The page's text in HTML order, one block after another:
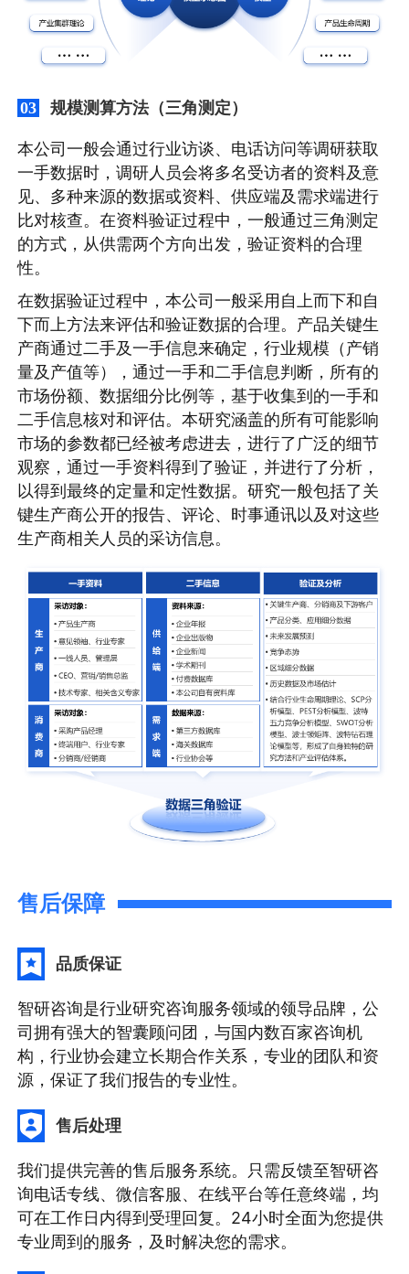
03 规模测算方法（三角测定）
本公司一般会通过行业访谈、电话访问等调研获取
一手数据时，调研人员会将多名受访者的资料及意
见、多种来源的数据或资料、供应端及需求端进行
比对核查。在资料验证过程中，一般通过三角测定
的方式，从供需两个方向出发，验证资料的合理
性。
在数据验证过程中，本公司一般采用自上而下和自
下而上方法来评估和验证数据的合理。产品关键生
产商通过二手及一手信息来确定，行业规模（产销
量及产值等），通过一手和二手信息判断，所有的
市场份额、数据细分比例等，基于收集到的一手和
二手信息核对和评估。本研究涵盖的所有可能影响
市场的参数都已经被考虑进去，进行了广泛的细节
观察，通过一手资料得到了验证，并进行了分析，
以得到最终的定量和定性数据。研究一般包括了关
键生产商公开的报告、评论、时事通讯以及对这些
生产商相关人员的采访信息。
售后保障
品质保证
智研咨询是行业研究咨询服务领域的领导品牌，公
司拥有强大的智囊顾问团，与国内数百家咨询机
构，行业协会建立长期合作关系，专业的团队和资
源，保证了我们报告的专业性。
售后处理
我们提供完善的售后服务系统。只需反馈至智研咨
询电话专线、微信客服、在线平台等任意终端，均
可在工作日内得到受理回复。24小时全面为您提供
专业周到的服务，及时解决您的需求。